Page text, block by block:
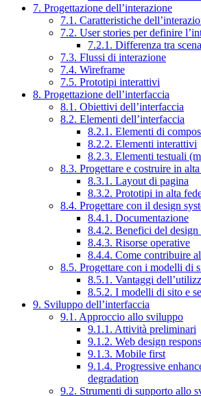
7. Progettazione dell’interazione
7.1. Caratteristiche
7.2. User stories per definire
7.2.1. Differenza tra
7.3. Flussi di interazione
7.4. Wireframe
7.5. Prototipi interattivi
8. Progettazione dell’interfaccia
8.1. Obiettivi dell’interfaccia
8.2. Elementi dell’interfaccia
8.2.1. Elementi di
8.2.2. Elementi interattivi
8.2.3. Elementi testuali
8.3. Progettare e costruire in
8.3.1. Layout di pagina
8.3.2. Prototipi in alta
8.4. Progettare con il design
8.4.1. Documentazione
8.4.2. Benefici del design
8.4.3. Risorse operative
8.4.4. Come contribuire
8.5. Progettare con i modelli di
8.5.1. Vantaggi
8.5.2. I modelli di sito e
9. Sviluppo dell’interfaccia
9.1. Approccio allo sviluppo
9.1.1. Attività preliminari
9.1.2. Web design
9.1.3. Mobile first
9.1.4. Progressive
degradation
9.2. Strumenti di supporto allo